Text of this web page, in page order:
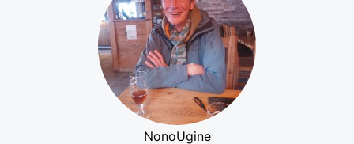
NonoUgine